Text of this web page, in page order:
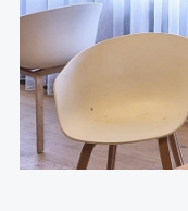
Návrhy,